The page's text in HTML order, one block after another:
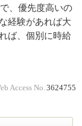
、優先度高いの
経験があれば大
ば、個別に時給
Access No. 3624755